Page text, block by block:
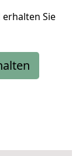
erhalten Sie